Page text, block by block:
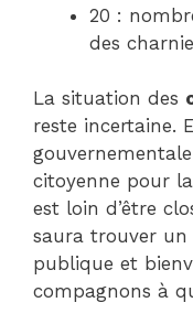
20 :
des
La situation des
reste incertaine.
citoyenne pour
est loin d’être
saura trouver un
publique et
compagnons à